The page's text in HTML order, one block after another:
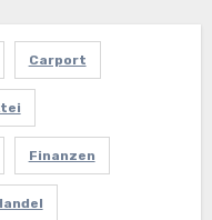
Carport
Finanzen